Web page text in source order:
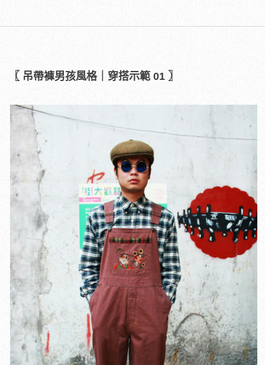
〖 吊帶褲男孩風格｜穿搭示範 01 〗